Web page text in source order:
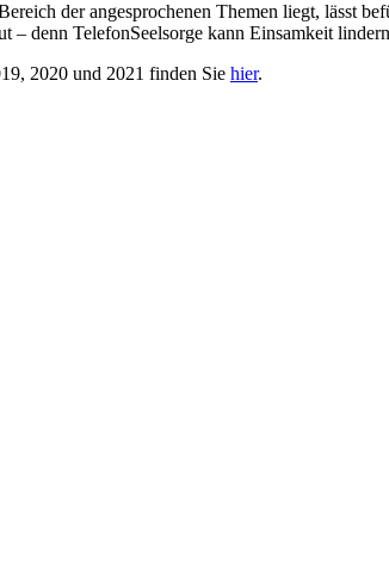
der angesprochenen Themen liegt, lässt
– denn TelefonSeelsorge kann Einsamkeit
2020 und 2021 finden Sie hier.